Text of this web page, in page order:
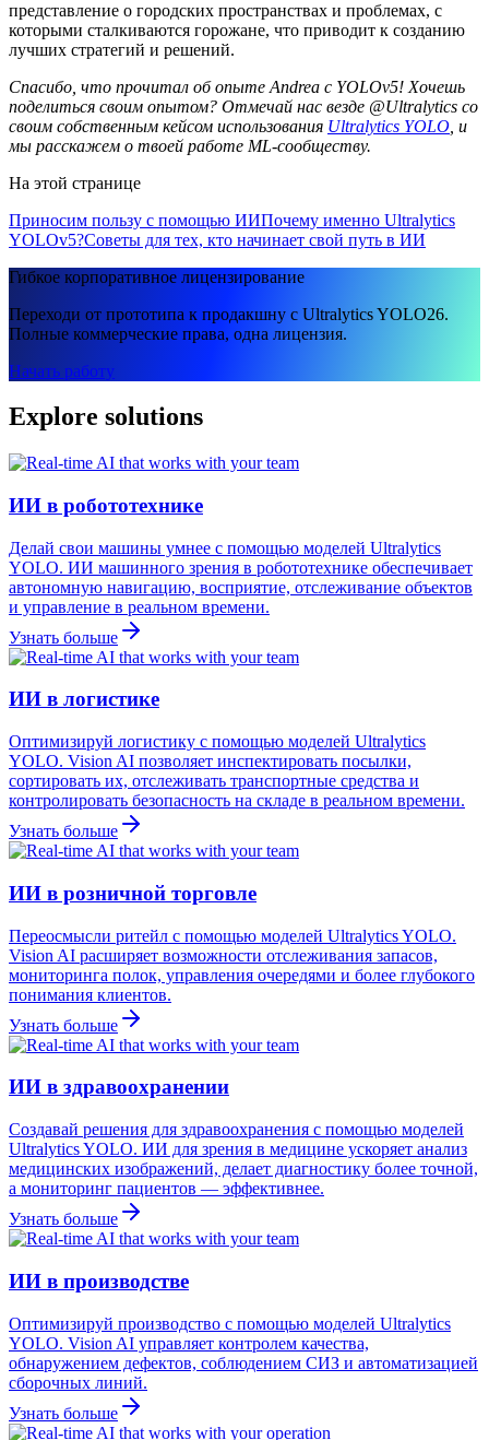
представление о городских пространствах и проблемах, с
которыми сталкиваются горожане, что приводит к созданию
лучших стратегий и решений.
Спасибо, что прочитал об опыте Andrea с YOLOv5! Хочешь
поделиться своим опытом? Отмечай нас везде @Ultralytics со
своим собственным кейсом использования Ultralytics YOLO , и
мы расскажем о твоей работе ML-сообществу.
На этой странице
Приносим пользу с помощью ИИПочему именно Ultralytics
YOLOv5?Советы для тех, кто начинает свой путь в ИИ
Гибкое корпоративное лицензирование
Переходи от прототипа к продакшну с Ultralytics YOLO26.
Полные коммерческие права, одна лицензия.
Начать работу
Explore solutions
ИИ в робототехнике
Делай свои машины умнее с помощью моделей Ultralytics
YOLO. ИИ машинного зрения в робототехнике обеспечивает
автономную навигацию, восприятие, отслеживание объектов
и управление в реальном времени.
Узнать больше
ИИ в логистике
Оптимизируй логистику с помощью моделей Ultralytics
YOLO. Vision AI позволяет инспектировать посылки,
сортировать их, отслеживать транспортные средства и
контролировать безопасность на складе в реальном времени.
Узнать больше
ИИ в розничной торговле
Переосмысли ритейл с помощью моделей Ultralytics YOLO.
Vision AI расширяет возможности отслеживания запасов,
мониторинга полок, управления очередями и более глубокого
понимания клиентов.
Узнать больше
ИИ в здравоохранении
Создавай решения для здравоохранения с помощью моделей
Ultralytics YOLO. ИИ для зрения в медицине ускоряет анализ
медицинских изображений, делает диагностику более точной,
а мониторинг пациентов — эффективнее.
Узнать больше
ИИ в производстве
Оптимизируй производство с помощью моделей Ultralytics
YOLO. Vision AI управляет контролем качества,
обнаружением дефектов, соблюдением СИЗ и автоматизацией
сборочных линий.
Узнать больше